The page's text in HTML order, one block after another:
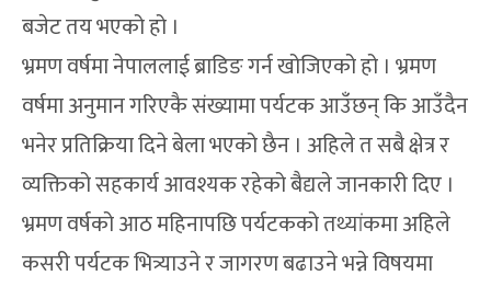
बजेट तय भएको हो ।
भ्रमण वर्षमा नेपाललाई ब्राडिङ गर्न खोजिएको हो । भ्रमण
वर्षमा अनुमान गरिएकै संख्यामा पर्यटक आउँछन् कि आउँदैन
भनेर प्रतिक्रिया दिने बेला भएको छैन । अहिले त सबै क्षेत्र र
व्यक्तिको सहकार्य आवश्यक रहेको बैद्यले जानकारी दिए ।
भ्रमण वर्षको आठ महिनापछि पर्यटकको तथ्यांकमा अहिले
कसरी पर्यटक भित्र्याउने र जागरण बढाउने भन्ने विषयमा